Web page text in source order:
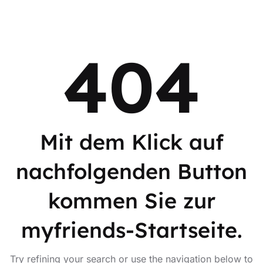
404
Mit dem Klick auf
nachfolgenden Button
kommen Sie zur
myfriends-Startseite.
Try refining your search or use the navigation below to